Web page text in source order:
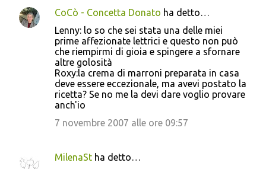
CoCò - Concetta Donato ha detto…
Lenny: lo so che sei stata una delle miei
prime affezionate lettrici e questo non può
che riempirmi di gioia e spingere a sfornare
altre golosità
Roxy:la crema di marroni preparata in casa
deve essere eccezionale, ma avevi postato la
ricetta? Se no me la devi dare voglio provare
anch'io
7 novembre 2007 alle ore 09:57
MilenaSt ha detto…